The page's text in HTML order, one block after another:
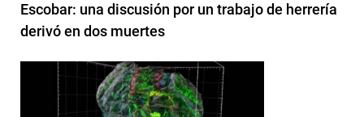
Escobar: una discusión por un trabajo de herrería
derivó en dos muertes